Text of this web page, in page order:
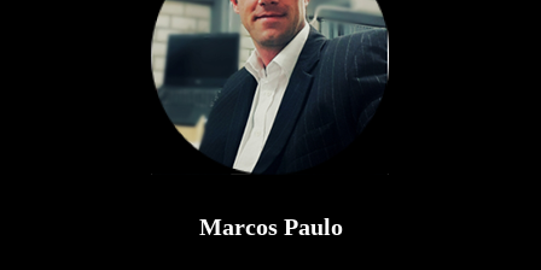
Marcos Paulo